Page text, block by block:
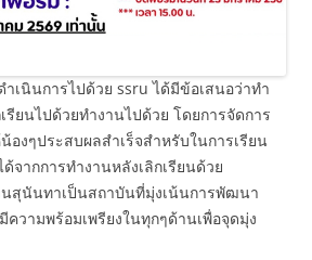
เนินการไปด้วย ssru ได้มีข้อเสนอว่าทำ
รียนไปด้วยทำงานไปด้วย โดยการจัดการ
องๆประสบผลสำเร็จสำหรับในการเรียน
จากการทำงานหลังเลิกเรียนด้วย
สุนันทาเป็นสถาบันที่มุ่งเน้นการพัฒนา
วามพร้อมเพรียงในทุกๆด้านเพื่อจุดมุ่ง